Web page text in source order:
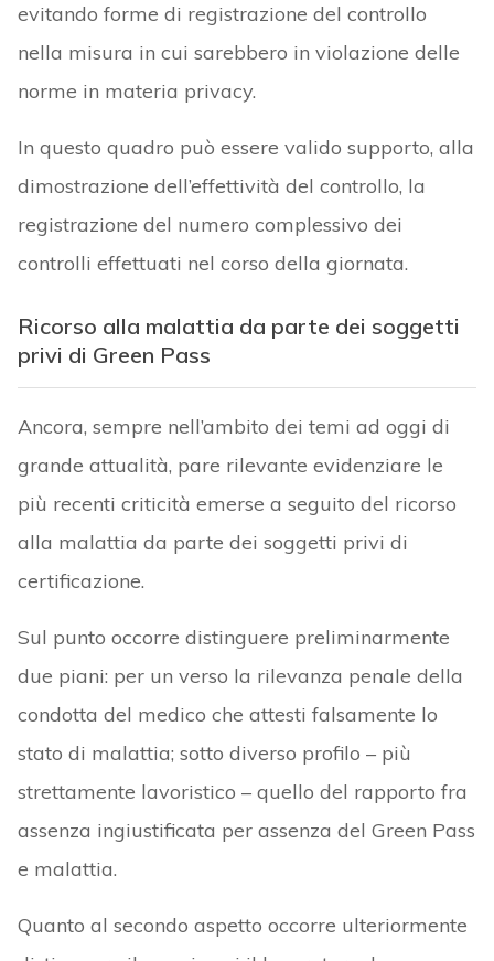
evitando forme di registrazione del controllo
nella misura in cui sarebbero in violazione delle
norme in materia privacy.
In questo quadro può essere valido supporto, alla
dimostrazione dell’effettività del controllo, la
registrazione del numero complessivo dei
controlli effettuati nel corso della giornata.
Ricorso alla malattia da parte dei soggetti
privi di Green Pass
Ancora, sempre nell’ambito dei temi ad oggi di
grande attualità, pare rilevante evidenziare le
più recenti criticità emerse a seguito del ricorso
alla malattia da parte dei soggetti privi di
certificazione.
Sul punto occorre distinguere preliminarmente
due piani: per un verso la rilevanza penale della
condotta del medico che attesti falsamente lo
stato di malattia; sotto diverso profilo – più
strettamente lavoristico – quello del rapporto fra
assenza ingiustificata per assenza del Green Pass
e malattia.
Quanto al secondo aspetto occorre ulteriormente